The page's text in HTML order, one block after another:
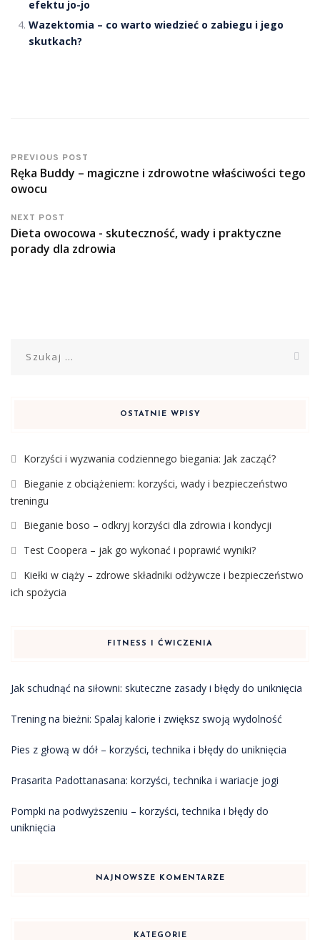
efektu jo-jo
Wazektomia – co warto wiedzieć o zabiegu i jego
skutkach?
PREVIOUS POST
Ręka Buddy – magiczne i zdrowotne właściwości tego
owocu
NEXT POST
Dieta owocowa - skuteczność, wady i praktyczne
porady dla zdrowia
OSTATNIE WPISY
Korzyści i wyzwania codziennego biegania: Jak zacząć?
Bieganie z obciążeniem: korzyści, wady i bezpieczeństwo
treningu
Bieganie boso – odkryj korzyści dla zdrowia i kondycji
Test Coopera – jak go wykonać i poprawić wyniki?
Kiełki w ciąży – zdrowe składniki odżywcze i bezpieczeństwo
ich spożycia
FITNESS I ĆWICZENIA
Jak schudnąć na siłowni: skuteczne zasady i błędy do uniknięcia
Trening na bieżni: Spalaj kalorie i zwiększ swoją wydolność
Pies z głową w dół – korzyści, technika i błędy do uniknięcia
Prasarita Padottanasana: korzyści, technika i wariacje jogi
Pompki na podwyższeniu – korzyści, technika i błędy do
uniknięcia
NAJNOWSZE KOMENTARZE
KATEGORIE